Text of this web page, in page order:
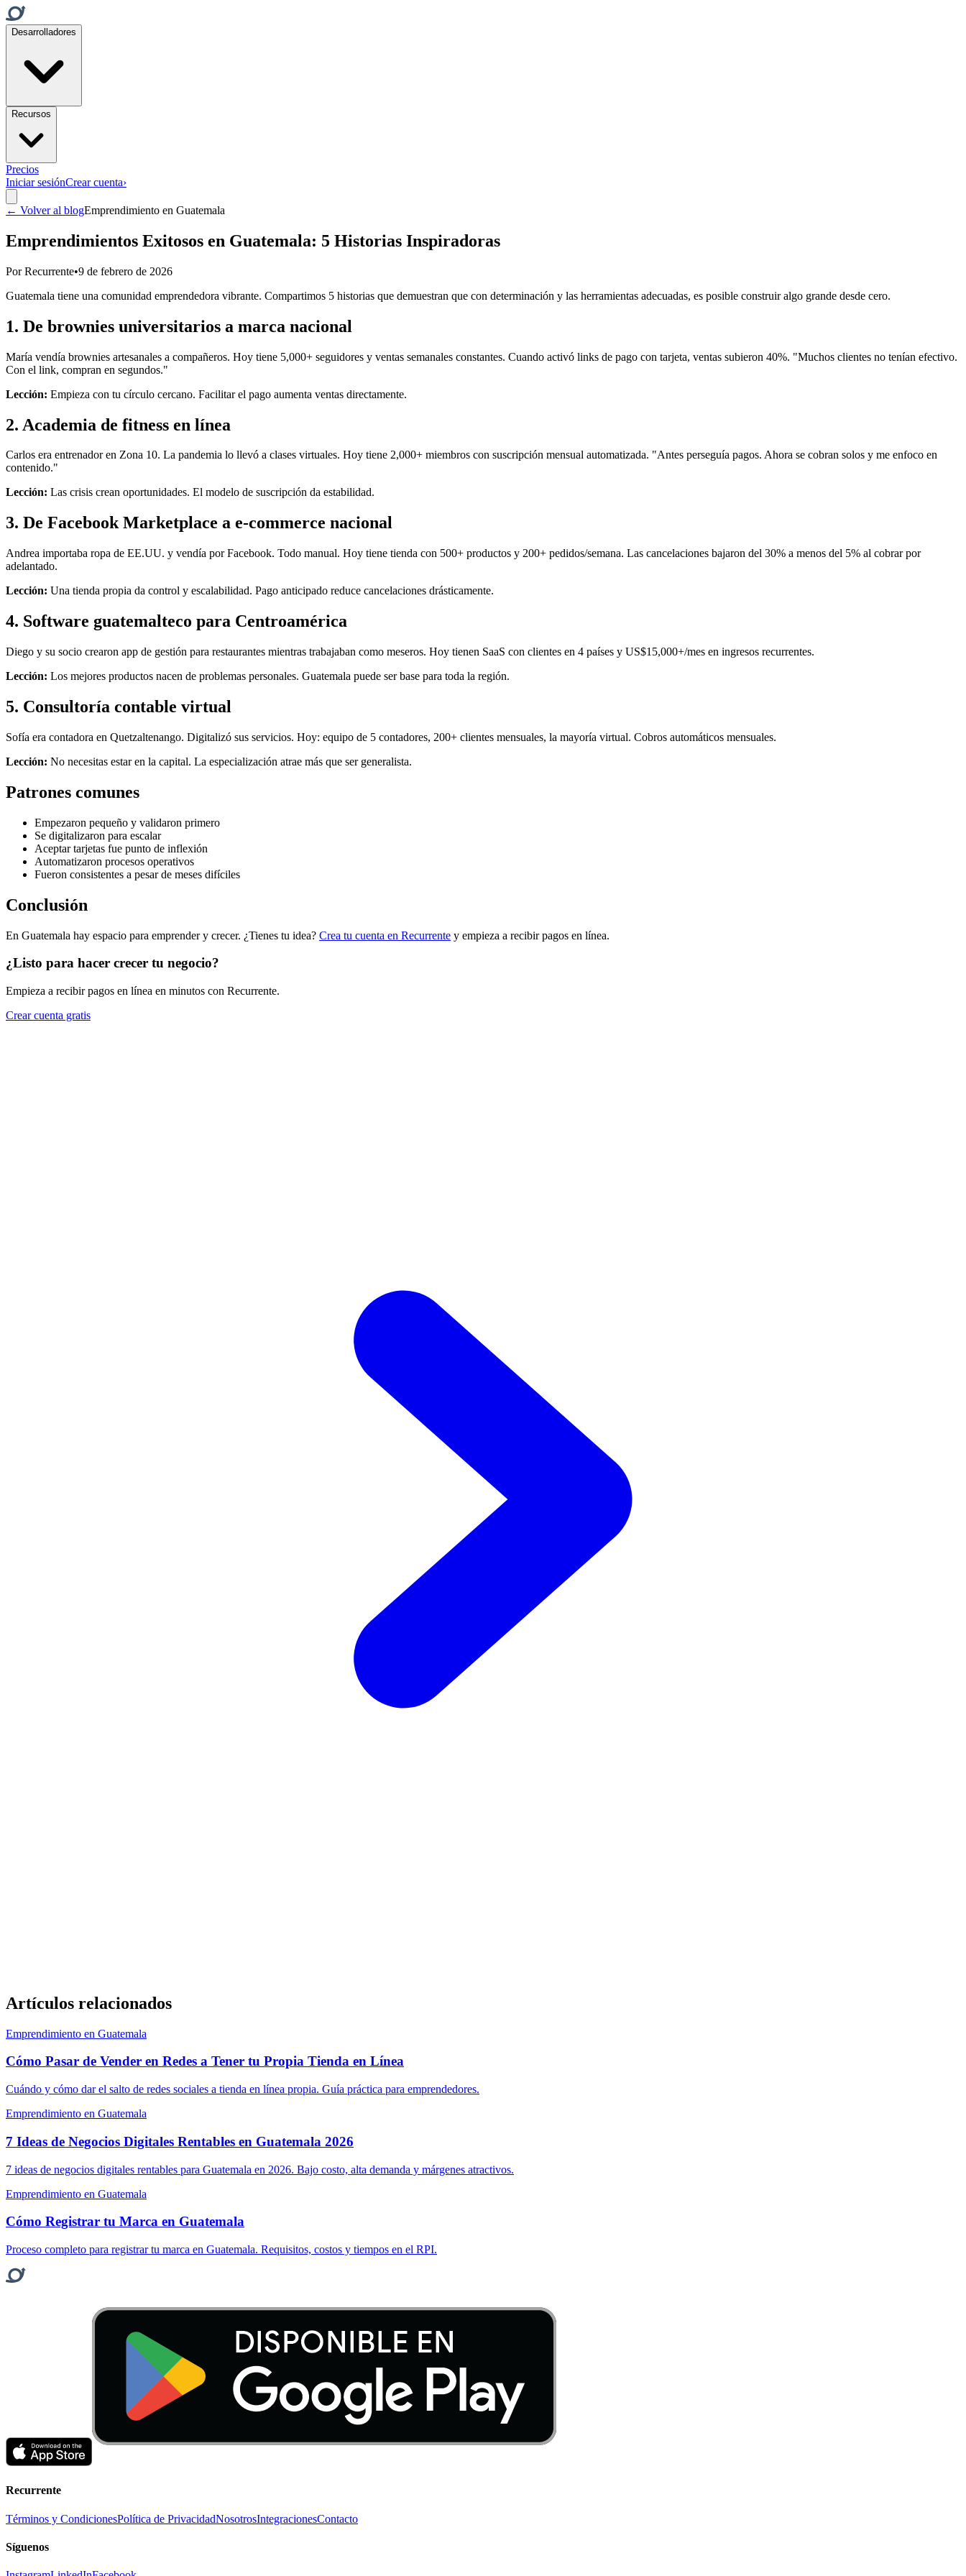
Desarrolladores
Recursos
Precios
Iniciar sesiónCrear cuenta›
← Volver al blogEmprendimiento en Guatemala
Emprendimientos Exitosos en Guatemala: 5 Historias Inspiradoras
PorRecurrente•9 de febrero de 2026
Guatemala tiene una comunidad emprendedora vibrante. Compartimos 5 historias que demuestran que con determinación y las herramientas adecuadas, es posible construir algo grande desde cero.
1. De brownies universitarios a marca nacional
María vendía brownies artesanales a compañeros. Hoy tiene 5,000+ seguidores y ventas semanales constantes. Cuando activó links de pago con tarjeta, ventas subieron 40%. "Muchos clientes no tenían efectivo.
Con el link, compran en segundos."
Lección: Empieza con tu círculo cercano. Facilitar el pago aumenta ventas directamente.
2. Academia de fitness en línea
Carlos era entrenador en Zona 10. La pandemia lo llevó a clases virtuales. Hoy tiene 2,000+ miembros con suscripción mensual automatizada. "Antes perseguía pagos. Ahora se cobran solos y me enfoco en
contenido."
Lección: Las crisis crean oportunidades. El modelo de suscripción da estabilidad.
3. De Facebook Marketplace a e-commerce nacional
Andrea importaba ropa de EE.UU. y vendía por Facebook. Todo manual. Hoy tiene tienda con 500+ productos y 200+ pedidos/semana. Las cancelaciones bajaron del 30% a menos del 5% al cobrar por
adelantado.
Lección: Una tienda propia da control y escalabilidad. Pago anticipado reduce cancelaciones drásticamente.
4. Software guatemalteco para Centroamérica
Diego y su socio crearon app de gestión para restaurantes mientras trabajaban como meseros. Hoy tienen SaaS con clientes en 4 países y US$15,000+/mes en ingresos recurrentes.
Lección: Los mejores productos nacen de problemas personales. Guatemala puede ser base para toda la región.
5. Consultoría contable virtual
Sofía era contadora en Quetzaltenango. Digitalizó sus servicios. Hoy: equipo de 5 contadores, 200+ clientes mensuales, la mayoría virtual. Cobros automáticos mensuales.
Lección: No necesitas estar en la capital. La especialización atrae más que ser generalista.
Patrones comunes
Empezaron pequeño y validaron primero
Se digitalizaron para escalar
Aceptar tarjetas fue punto de inflexión
Automatizaron procesos operativos
Fueron consistentes a pesar de meses difíciles
Conclusión
En Guatemala hay espacio para emprender y crecer. ¿Tienes tu idea? Crea tu cuenta en Recurrente y empieza a recibir pagos en línea.
¿Listo para hacer crecer tu negocio?
Empieza a recibir pagos en línea en minutos con Recurrente.
Crear cuenta gratis
Artículos relacionados
Emprendimiento en Guatemala
Cómo Pasar de Vender en Redes a Tener tu Propia Tienda en Línea
Cuándo y cómo dar el salto de redes sociales a tienda en línea propia. Guía práctica para emprendedores.
Emprendimiento en Guatemala
7 Ideas de Negocios Digitales Rentables en Guatemala 2026
7 ideas de negocios digitales rentables para Guatemala en 2026. Bajo costo, alta demanda y márgenes atractivos.
Emprendimiento en Guatemala
Cómo Registrar tu Marca en Guatemala
Proceso completo para registrar tu marca en Guatemala. Requisitos, costos y tiempos en el RPI.
Recurrente
Términos y CondicionesPolítica de PrivacidadNosotrosIntegracionesContacto
Síguenos